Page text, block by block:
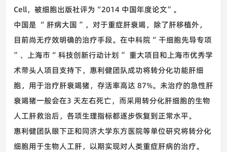
Cell，被细胞出版社评为 “2014 中国年度论文” 。
中国是 “ 肝病大国 ” ，对于重症肝衰竭，除了肝移植外，
目前尚无疗效明确的治疗手段。在中科院 “ 干细胞先导专项
” 、上海市 “ 科技创新行动计划 ” 重大项目和上海市优秀学
术带头人项目支持下，惠利健团队成功将转分化功能肝细
胞，用于治疗肝衰竭猪，存活率高达 87%。未治疗的急性肝
衰竭猪一般会在3 天左右死亡，而采用转分化肝细胞的生物
人工肝救治后，各项生理指标都逐步恢复到正常水平。
惠利健团队眼下正和同济大学东方医院等单位研究将转分化
细胞用于生物人工肝，以期实现对人类重症肝病的治疗。